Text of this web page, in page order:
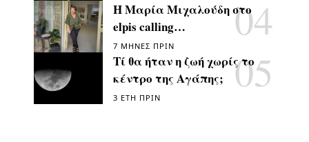
Η Μαρία Μιχαλούδη στο
elpis calling…
7 ΜΉΝΕΣ ΠΡΙΝ
Τί θα ήταν η ζωή χωρίς το
κέντρο της Αγάπης;
3 ΈΤΗ ΠΡΙΝ